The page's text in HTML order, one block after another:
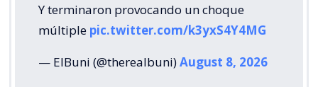
Y terminaron provocando un choque
múltiple pic.twitter.com/k3yxS4Y4MG
— ElBuni (@therealbuni)August 8, 2026